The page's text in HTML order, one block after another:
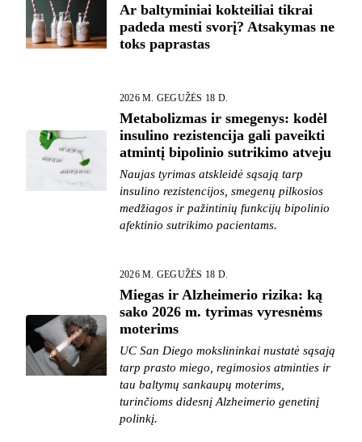
Ar baltyminiai kokteiliai tikrai
padeda mesti svorį? Atsakymas ne
toks paprastas
2026 M. GEGUŽĖS 18 D.
Metabolizmas ir smegenys: kodėl
insulino rezistencija gali paveikti
atmintį bipolinio sutrikimo atveju
Naujas tyrimas atskleidė sąsają tarp
insulino rezistencijos, smegenų pilkosios
medžiagos ir pažintinių funkcijų bipolinio
afektinio sutrikimo pacientams.
2026 M. GEGUŽĖS 18 D.
Miegas ir Alzheimerio rizika: ką
sako 2026 m. tyrimas vyresnėms
moterims
UC San Diego mokslininkai nustatė sąsają
tarp prasto miego, regimosios atminties ir
tau baltymų sankaupų moterims,
turinčioms didesnį Alzheimerio genetinį
polinkį.